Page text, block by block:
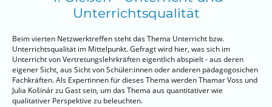
Unterrichtsqualität
Beim vierten Netzwerktreffen steht das Thema Unterricht bzw.
Unterrichtsqualität im Mittelpunkt. Gefragt wird hier, was sich im
Unterricht von Vertretungslehrkräften eigentlich abspielt - aus deren
eigener Sicht, aus Sicht von Schüler:innen oder anderen pädagogosichen
Fachkräften. Als Expertinnen für dieses Thema werden Thamar Voss und
Julia Košinár zu Gast sein, um das Thema aus quantitativer wie
qualitativer Perspektive zu beleuchten.